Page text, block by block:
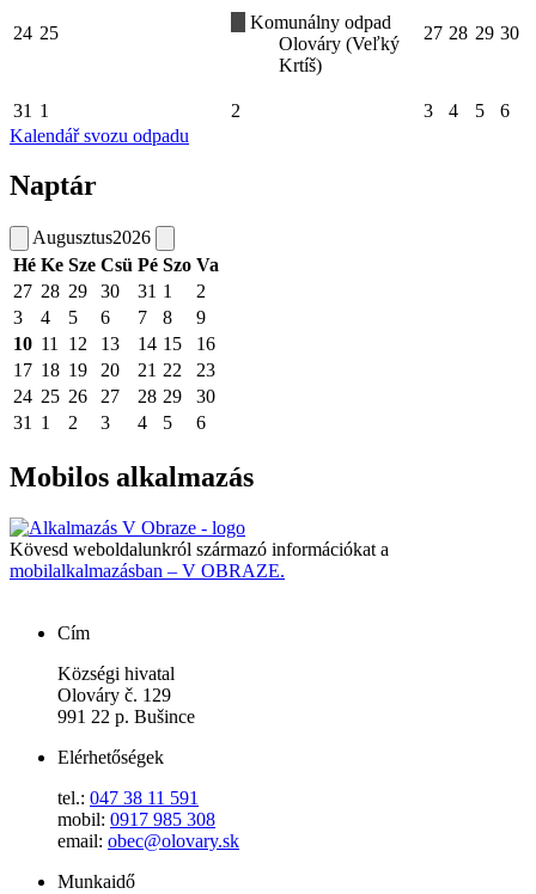
24 25
Komunálny odpad
Olováry (Veľký
Krtíš)
27 28 29 30
31 1 2 3 4 5
6
Kalendář svozu odpadu
Naptár
Augusztus2026
Hé Ke Sze Csü Pé Szo Va
27 28 29 30 31 1
2
3
4 5 6 7 8
9
10 11 12 13 14 15
16
17 18 19 20 21 22
23
24 25 26 27 28 29
30
31
1 2 3 4 5 6
Mobilos alkalmazás
Kövesd weboldalunkról származó információkat a
mobilalkalmazásban – V OBRAZE.
Cím
Községi hivatal
Olováry č. 129
991 22 p. Bušince
Elérhetőségek
tel.: 047 38 11 591
mobil: 0917 985 308
email: obec@olovary.sk
Munkaidő